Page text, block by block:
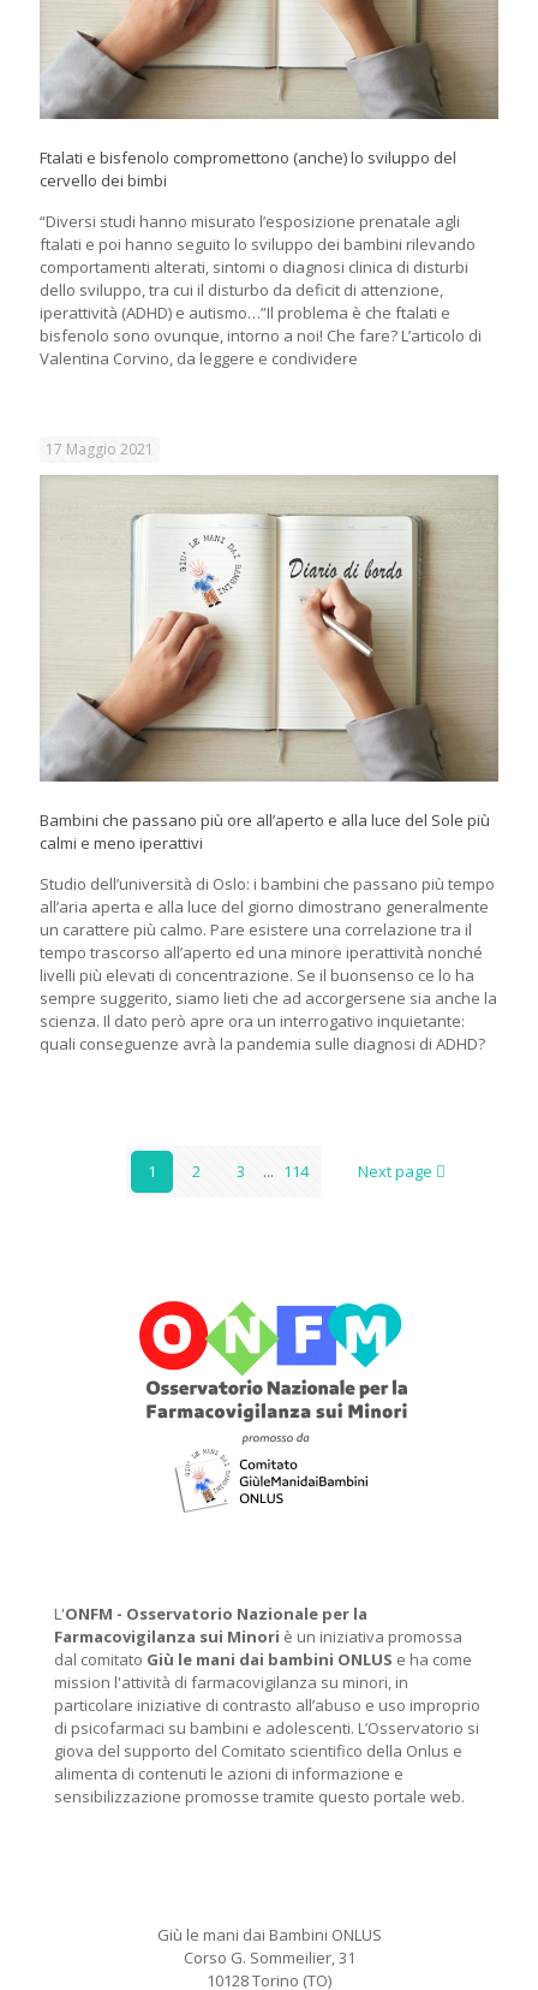
Ftalati e bisfenolo compromettono (anche) lo sviluppo del
cervello dei bimbi
“Diversi studi hanno misurato l’esposizione prenatale agli
ftalati e poi hanno seguito lo sviluppo dei bambini rilevando
comportamenti alterati, sintomi o diagnosi clinica di disturbi
dello sviluppo, tra cui il disturbo da deficit di attenzione,
iperattività (ADHD) e autismo…”Il problema è che ftalati e
bisfenolo sono ovunque, intorno a noi! Che fare? L’articolo di
Valentina Corvino, da leggere e condividere
17 Maggio 2021
Bambini che passano più ore all’aperto e alla luce del Sole più
calmi e meno iperattivi
Studio dell’università di Oslo: i bambini che passano più tempo
all’aria aperta e alla luce del giorno dimostrano generalmente
un carattere più calmo. Pare esistere una correlazione tra il
tempo trascorso all’aperto ed una minore iperattività nonché
livelli più elevati di concentrazione. Se il buonsenso ce lo ha
sempre suggerito, siamo lieti che ad accorgersene sia anche la
scienza. Il dato però apre ora un interrogativo inquietante:
quali conseguenze avrà la pandemia sulle diagnosi di ADHD?
1 2 3 ... 114 Next page
L'ONFM - Osservatorio Nazionale per la
Farmacovigilanza sui Minori è un iniziativa promossa
dal comitato Giù le mani dai bambini ONLUS e ha come
mission l'attività di farmacovigilanza su minori, in
particolare iniziative di contrasto all’abuso e uso improprio
di psicofarmaci su bambini e adolescenti. L’Osservatorio si
giova del supporto del Comitato scientifico della Onlus e
alimenta di contenuti le azioni di informazione e
sensibilizzazione promosse tramite questo portale web.
Giù le mani dai Bambini ONLUS
Corso G. Sommeilier, 31
10128 Torino (TO)